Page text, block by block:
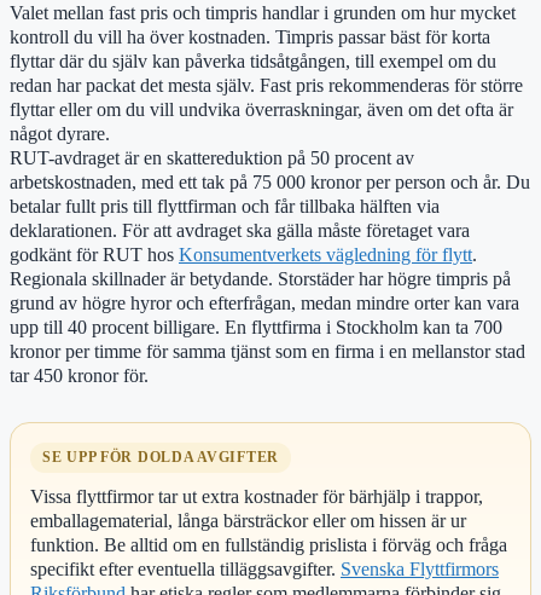
Valet mellan fast pris och timpris handlar i grunden om hur mycket
kontroll du vill ha över kostnaden. Timpris passar bäst för korta
flyttar där du själv kan påverka tidsåtgången, till exempel om du
redan har packat det mesta själv. Fast pris rekommenderas för större
flyttar eller om du vill undvika överraskningar, även om det ofta är
något dyrare.
RUT-avdraget är en skattereduktion på 50 procent av
arbetskostnaden, med ett tak på 75 000 kronor per person och år. Du
betalar fullt pris till flyttfirman och får tillbaka hälften via
deklarationen. För att avdraget ska gälla måste företaget vara
godkänt för RUT hos Konsumentverkets vägledning för flytt.
Regionala skillnader är betydande. Storstäder har högre timpris på
grund av högre hyror och efterfrågan, medan mindre orter kan vara
upp till 40 procent billigare. En flyttfirma i Stockholm kan ta 700
kronor per timme för samma tjänst som en firma i en mellanstor stad
tar 450 kronor för.
SE UPP FÖR DOLDA AVGIFTER
Vissa flyttfirmor tar ut extra kostnader för bärhjälp i trappor,
emballagematerial, långa bärsträckor eller om hissen är ur
funktion. Be alltid om en fullständig prislista i förväg och fråga
specifikt efter eventuella tilläggsavgifter. Svenska Flyttfirmors